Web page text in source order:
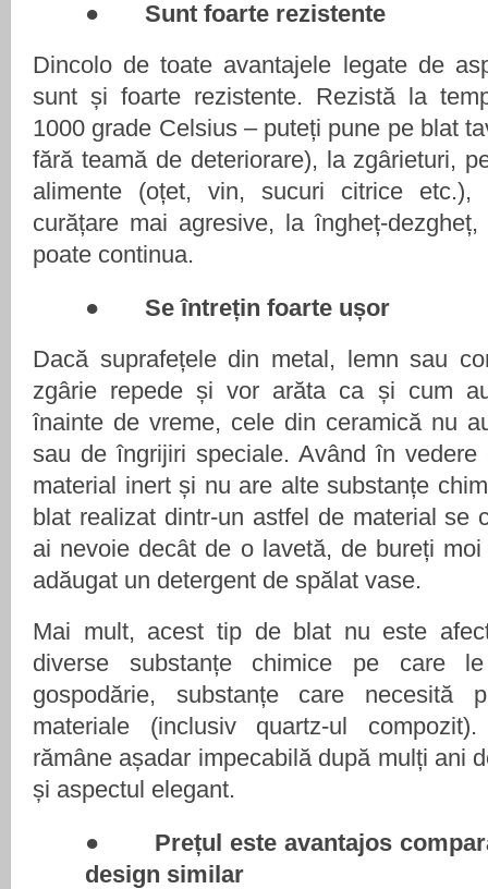
●
Sunt foarte rezistente
Dincolo de toate avantajele legate de
sunt și foarte rezistente. Rezistă la
1000 grade Celsius – puteți pune pe blat
fără teamă de deteriorare), la zgârieturi,
alimente (oțet, vin, sucuri citrice etc.),
curățare mai agresive, la îngheț-
poate continua.
●
Se întrețin foarte ușor
Dacă suprafețele din metal, lemn sau
zgârie repede și vor arăta ca și cum
înainte de vreme, cele din ceramică nu
sau de îngrijiri speciale. Având în
material inert și nu are alte substanțe
blat realizat dintr-un astfel de material se
ai nevoie decât de o lavetă, de bureți
adăugat un detergent de spălat vase.
Mai mult, acest tip de blat nu este
diverse substanțe chimice pe care
gospodărie, substanțe care necesită
materiale (inclusiv quartz-ul
rămâne așadar impecabilă după mulți ani
și aspectul elegant.
●
Prețul este avantajos
design similar